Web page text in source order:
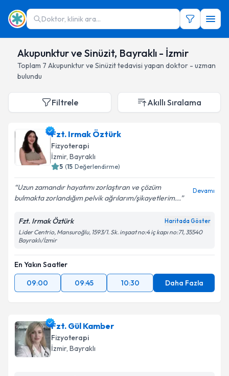
Doktor, klinik ara...
Akupunktur ve Sinüzit, Bayraklı - İzmir
Toplam 7 Akupunktur ve Sinüzittedavisi yapan doktor - uzman
bulundu
Filtrele Akıllı Sıralama
Fzt. Irmak Öztürk
Fizyoterapi
İzmir, Bayraklı
5 (15 Değerlendirme)
Uzun zamandır hayatımı zorlaştıran ve çözüm
bulmakta zorlandığım pelvik ağrılarım/şikayetlerim...
Devamı
Fzt. Irmak Öztürk Haritada Göster
Lider Centrio, Mansuroğlu, 1593/1. Sk. inşaat no:4 iç kapı no:71, 35540
Bayraklı/İzmir
En Yakın Saatler
09:00
09:45 10:30 Daha Fazla
Fzt. Gül Kamber
Fizyoterapi
İzmir, Bayraklı